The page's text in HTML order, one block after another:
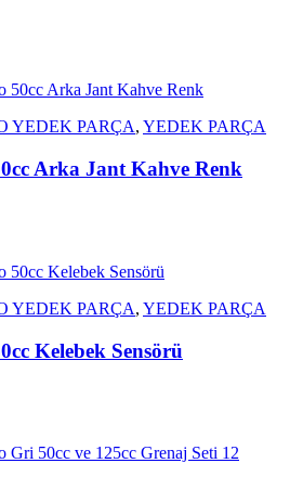
YEDEK PARÇA, YEDEK PARÇA
Arka Jant Kahve Renk
YEDEK PARÇA, YEDEK PARÇA
Kelebek Sensörü